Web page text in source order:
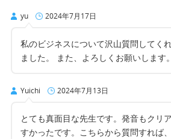
yu 2024年7月17日
私のビジネスについて沢山質問してく
ました。 また、よろしくお願いします。
Yuichi 2024年7月13日
とても真面目な先生です。発音もクリ
すかったです。こちらから質問すれば